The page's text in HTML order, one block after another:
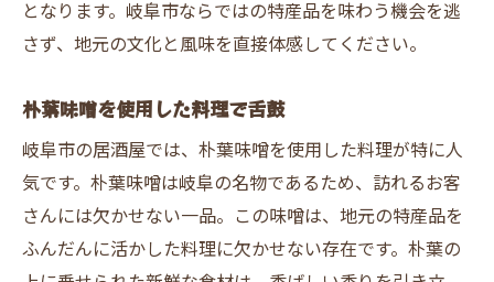
となります。岐阜市ならではの特産品を味わう機会を逃
さず、地元の文化と風味を直接体感してください。
朴葉味噌を使用した料理で舌鼓
岐阜市の居酒屋では、朴葉味噌を使用した料理が特に人
気です。朴葉味噌は岐阜の名物であるため、訪れるお客
さんには欠かせない一品。この味噌は、地元の特産品を
ふんだんに活かした料理に欠かせない存在です。朴葉の